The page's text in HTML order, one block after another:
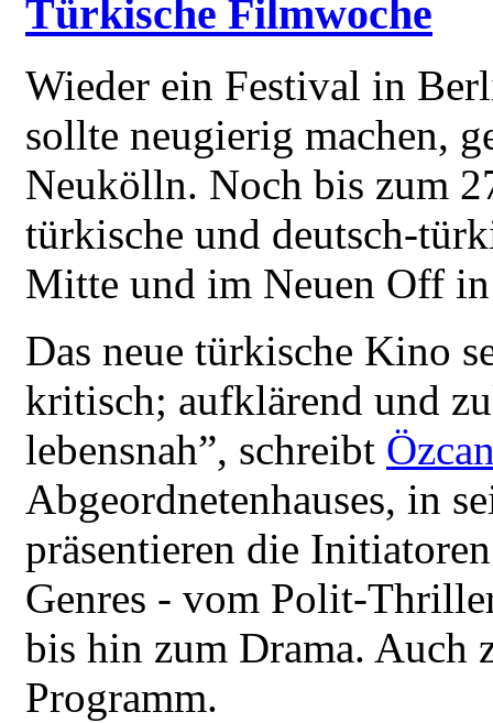
Türkische Filmwoche
Wieder ein Festival in
sollte neugierig machen,
Neukölln. Noch bis zum
türkische und deutsch-
Mitte und im Neuen Off
Das neue türkische Kino
kritisch; aufklärend und
lebensnah”, schreibt
Abgeordnetenhauses, in
präsentieren die
Genres - vom Polit-
bis hin zum Drama. Auch
Programm.